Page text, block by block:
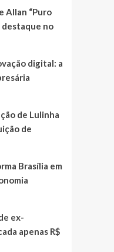
Allan “Puro
no
digital: a
de Lulinha
de
Brasília em
ex-
apenas R$